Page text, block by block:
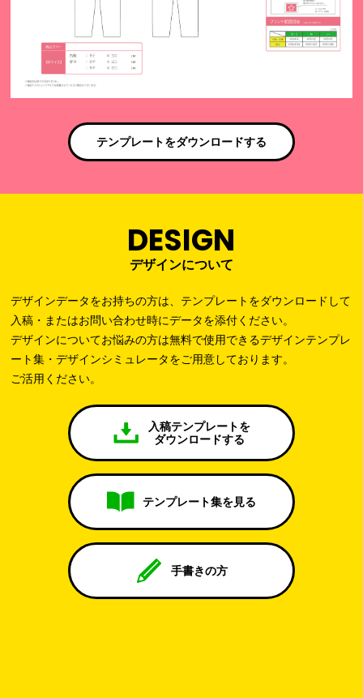
テンプレートをダウンロードする
DESIGN
デザインについて
デザインデータをお持ちの方は、テンプレートをダウンロードして
入稿・またはお問い合わせ時にデータを添付ください。
デザインについてお悩みの方は無料で使用できるデザインテンプレ
ート集・デザインシミュレータをご用意しております。
ご活用ください。
入稿テンプレートを
ダウンロードする
テンプレート集を見る
手書きの方